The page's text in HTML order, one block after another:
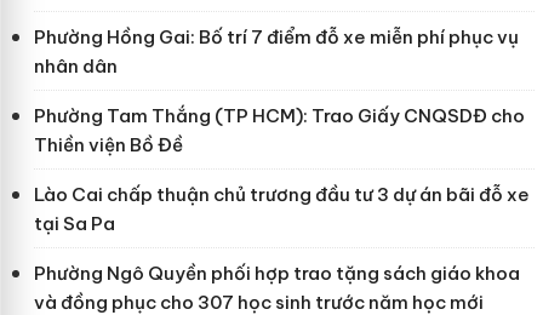
Phường Hồng Gai: Bố trí 7 điểm đỗ xe miễn phí phục vụ
nhân dân
Phường Tam Thắng (TP HCM): Trao Giấy CNQSDĐ cho
Thiền viện Bồ Đề
Lào Cai chấp thuận chủ trương đầu tư 3 dự án bãi đỗ xe
tại Sa Pa
Phường Ngô Quyền phối hợp trao tặng sách giáo khoa
và đồng phục cho 307 học sinh trước năm học mới